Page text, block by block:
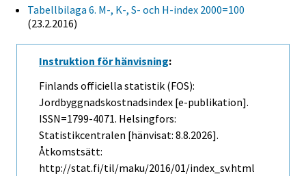
Tabellbilaga 6. M-, K-, S- och H-index 2000=100
(23.2.2016)
Instruktion för hänvisning:
Finlands officiella statistik (FOS):
Jordbyggnadskostnadsindex [e-publikation].
ISSN=1799-4071. Helsingfors:
Statistikcentralen [hänvisat: 8.8.2026].
Åtkomstsätt:
http://stat.fi/til/maku/2016/01/index_sv.html